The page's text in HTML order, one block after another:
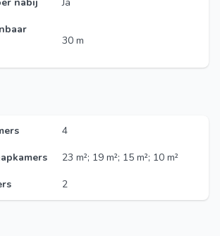
30 m
4
23 m²; 19 m²; 15 m²; 10 m²
2